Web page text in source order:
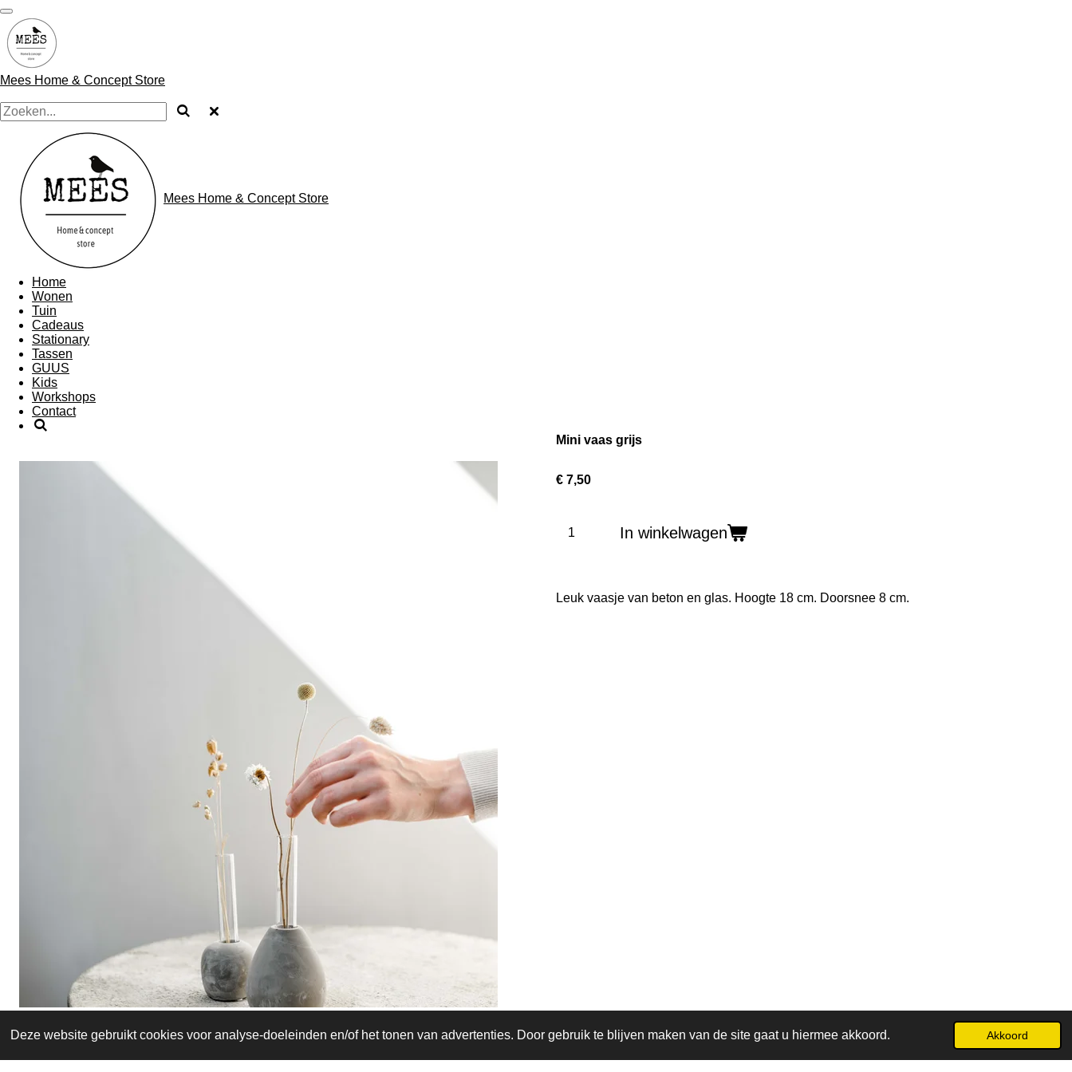
Deze website gebruikt cookies voor analyse-doeleinden en/of het tonen van advertenties. Door gebruik te blijven maken van de site gaat u hiermee akkoord. Akkoord
Ga
direct
naar
de
hoofdinhoud
Mees Home & Concept Store
Mees Home & Concept Store
Home
Wonen
Tuin
Cadeaus
Stationary
Tassen
GUUS
Kids
Workshops
Contact
Mini vaas grijs
€ 7,50
In winkelwagen
Leuk vaasje van beton en glas. Hoogte 18 cm. Doorsnee 8 cm.